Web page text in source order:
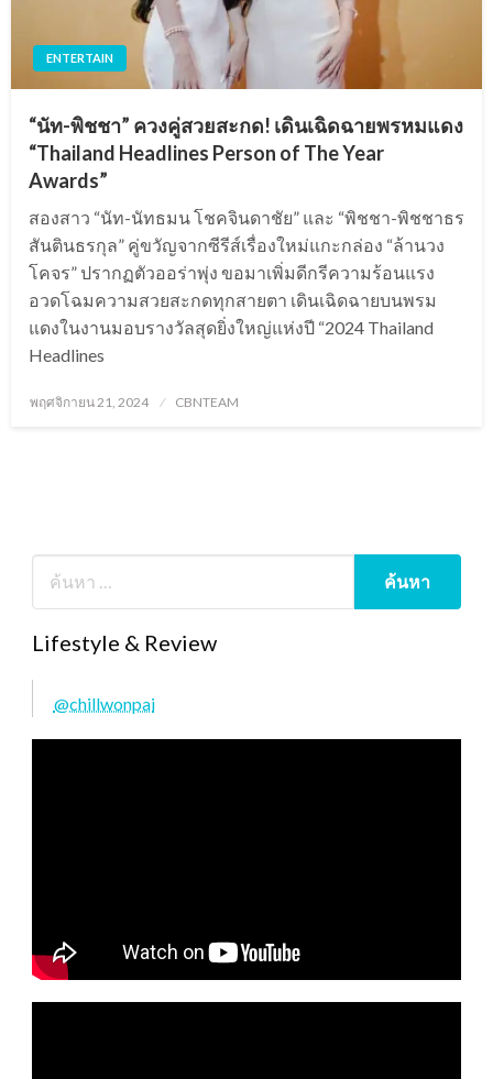
ENTERTAIN
“นัท-พิชชา” ควงคู่สวยสะกด! เดินเฉิดฉายพรหมแดง
“Thailand Headlines Person of The Year
Awards”
สองสาว “นัท-นัทธมน โชคจินดาชัย” และ “พิชชา-พิชชาธร
สันตินธรกุล” คู่ขวัญจากซีรีส์เรื่องใหม่แกะกล่อง “ล้านวง
โคจร” ปรากฏตัวออร่าพุ่ง ขอมาเพิ่มดีกรีความร้อนแรง
อวดโฉมความสวยสะกดทุกสายตา เดินเฉิดฉายบนพรม
แดงในงานมอบรางวัลสุดยิ่งใหญ่แห่งปี “2024 Thailand
Headlines
Posted
พฤศจิกายน 21, 2024 CBNTEAM
Lifestyle & Review
@chillwonpai